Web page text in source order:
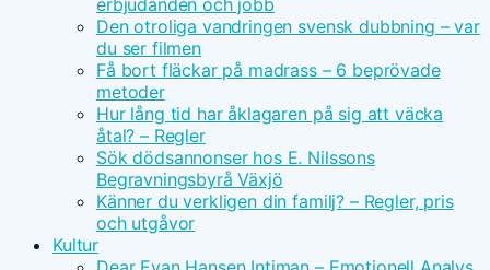
erbjudanden och jobb
Den otroliga vandringen svensk dubbning – var
du ser filmen
Få bort fläckar på madrass – 6 beprövade
metoder
Hur lång tid har åklagaren på sig att väcka
åtal? – Regler
Sök dödsannonser hos E. Nilssons
Begravningsbyrå Växjö
Känner du verkligen din familj? – Regler, pris
och utgåvor
Kultur